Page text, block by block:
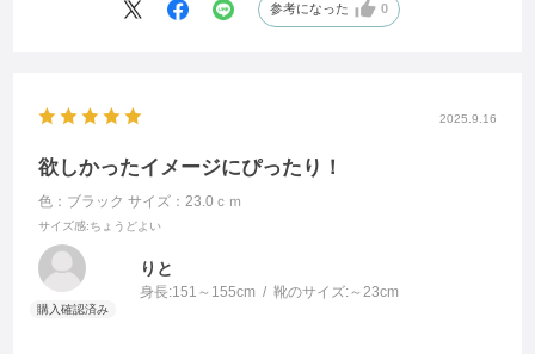
参考になった 0
2025.9.16
欲しかったイメージにぴったり！
色：ブラック サイズ：23.0ｃｍ
サイズ感:ちょうどよい
りと
身長:151～155cm 靴のサイズ:～23cm